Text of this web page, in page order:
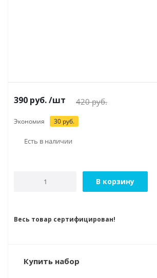
390 руб./шт 420руб.
Экономия 30 руб.
Есть в наличии
В корзину
Весь товар сертифицирован!
Купить набор